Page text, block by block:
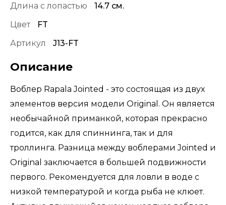
Длина с лопастью
14.7 см.
Цвет
FT
Артикул
J13-FT
Описание
Воблер Rapala Jointed - это состоящая из двух
элементов версия модели Original. Он является
необычайной приманкой, которая прекрасно
годится, как для спиннинга, так и для
троллинга. Разница между воблерами Jointed и
Original заключается в большей подвижности
первого. Рекомендуется для ловли в воде с
низкой температурой и когда рыба не клюет.